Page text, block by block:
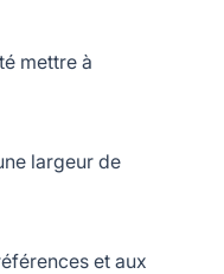
mettre à
largeur de
et aux